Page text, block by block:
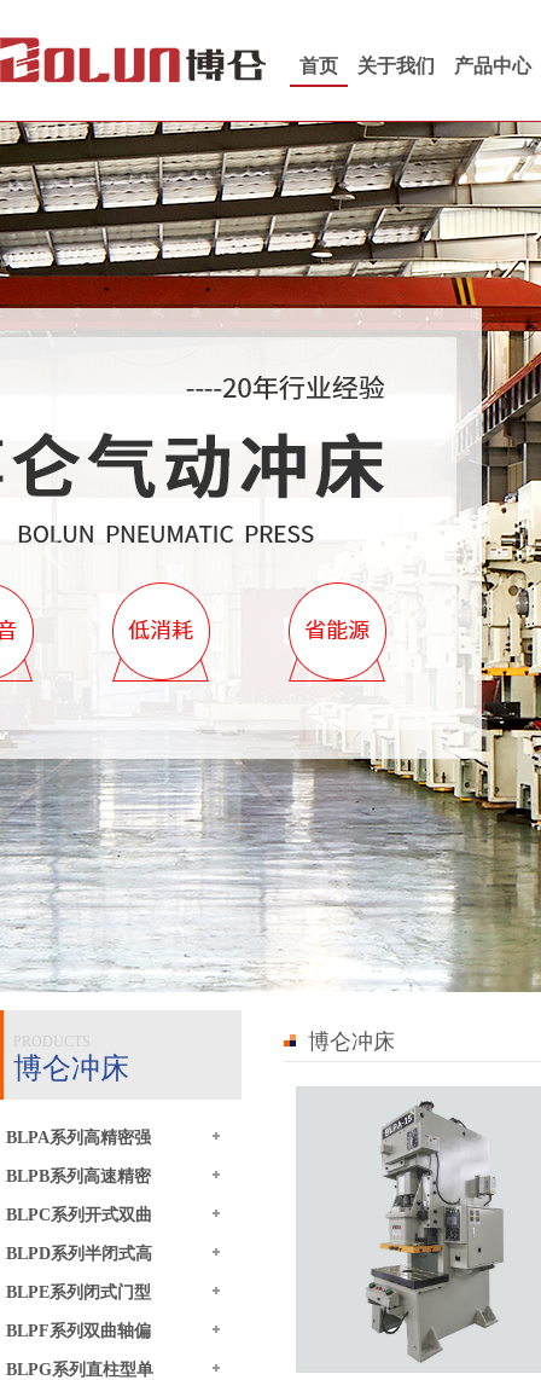
首页 关于我们 产品中心
PRODUCTS
博仑冲床
BLPA系列高精密强
BLPB系列高速精密
BLPC系列开式双曲
BLPD系列半闭式高
BLPE系列闭式门型
BLPF系列双曲轴偏
BLPG系列直柱型单
博仑冲床